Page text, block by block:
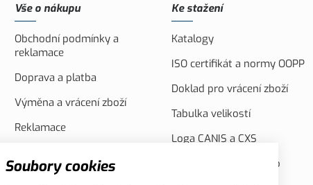
Vše o nákupu
Obchodní podmínky a
reklamace
Doprava a platba
Výměna a vrácení zboží
Reklamace
Akční leták
Ke stažení
Katalogy
ISO certifikát a normy OOPP
Doklad pro vrácení zboží
Tabulka velikostí
Loga CANIS a CXS
FVE Spolufinancováno
Soubory cookies